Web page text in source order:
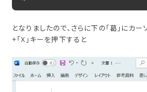
となりましたので、さらに下の「葛」にカー
+「X」キーを押下すると